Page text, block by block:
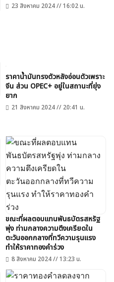
23 สิงหาคม 2024 // 16:02 น.
ราคาน้ำมันทรงตัวหลังอ่อนตัวเพราะ
จีน ส่วน OPEC+ อยู่ในสถานะที่ยุ่ง
ยาก
21 สิงหาคม 2024 // 20:41 น.
ขณะที่ผลตอบแทนพันธบัตรสหรัฐ
พุ่ง ท่ามกลางความตึงเครียดใน
ตะวันออกกลางที่ทวีความรุนแรง
ทำให้ราคาทองคำร่วง
8 สิงหาคม 2024 // 13:23 น.